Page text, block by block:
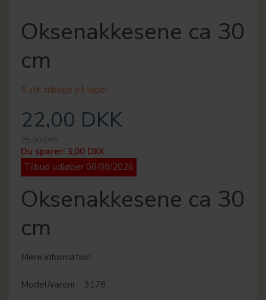
Oksenakkesene ca 30
cm
5 stk tilbage på lager
22,00 DKK
25,00 DKK
Du sparer: 3,00 DKK
Tilbud udløber 08/08/2026
Oksenakkesene ca 30
cm
Mere information
Model/varenr.: 3178